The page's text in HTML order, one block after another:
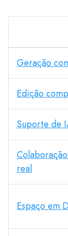
Geração
Edição
Suporte de
real
Espaço em